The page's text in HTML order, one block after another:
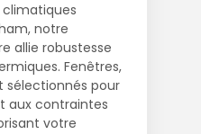
notre
allie robustesse
Fenêtres,
sélectionnés pour
aux contraintes
votre